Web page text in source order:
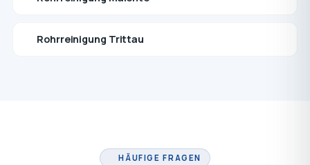
Rohrreinigung Trittau
HÄUFIGE FRAGEN